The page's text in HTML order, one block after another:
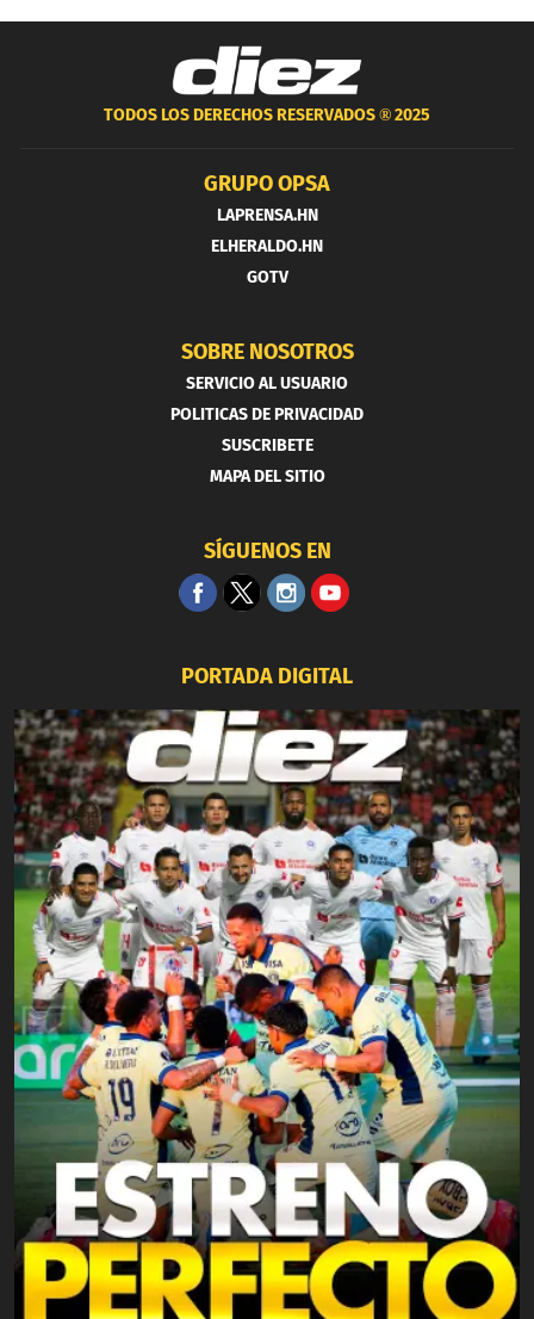
TODOS LOS DERECHOS RESERVADOS ®2025
GRUPO OPSA
LAPRENSA.HN
ELHERALDO.HN
GOTV
SOBRE NOSOTROS
SERVICIO AL USUARIO
POLITICAS DE PRIVACIDAD
SUSCRIBETE
MAPA DEL SITIO
SÍGUENOS EN
PORTADA DIGITAL